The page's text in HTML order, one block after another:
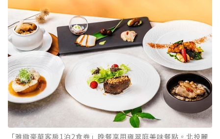
「雅緻豪華客房1泊2食券」晚餐享用雍翠庭美味餐點。北投麗